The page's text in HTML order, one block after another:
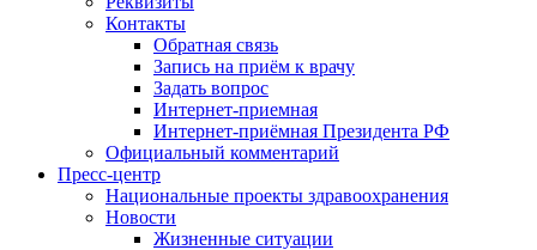
Контакты
Обратная связь
Запись на приём к врачу
Задать вопрос
Интернет-приемная
Интернет-приёмная Президента РФ
Официальный комментарий
Пресс-центр
Национальные проекты здравоохранения
Новости
Жизненные ситуации